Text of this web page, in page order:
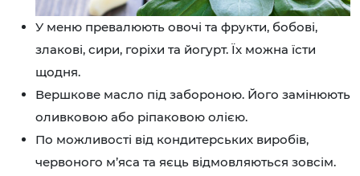
У меню превалюють овочі та фрукти, бобові,
злакові, сири, горіхи та йогурт. Їх можна їсти
щодня.
Вершкове масло під забороною. Його замінюють
оливковою або ріпаковою олією.
По можливості від кондитерських виробів,
червоного м’яса та яєць відмовляються зовсім.